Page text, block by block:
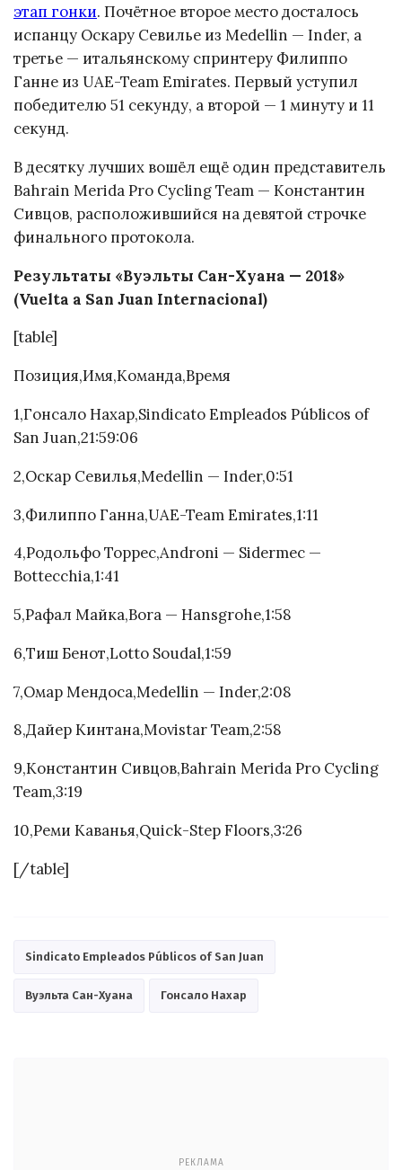
этап гонки. Почётное второе место досталось
испанцу Оскару Севилье из Medellin — Inder, а
третье — итальянскому спринтеру Филиппо
Ганне из UAE-Team Emirates. Первый уступил
победителю 51 секунду, а второй — 1 минуту и 11
секунд.
В десятку лучших вошёл ещё один представитель
Bahrain Merida Pro Cycling Team — Константин
Сивцов, расположившийся на девятой строчке
финального протокола.
Результаты «Вуэльты Сан-Хуана — 2018»
(Vuelta a San Juan Internacional)
[table]
Позиция,Имя,Команда,Время
1,Гонсало Нахар,Sindicato Empleados Públicos of
San Juan,21:59:06
2,Оскар Севилья,Medellin — Inder,0:51
3,Филиппо Ганна,UAE-Team Emirates,1:11
4,Родольфо Торрес,Androni — Sidermec —
Bottecchia,1:41
5,Рафал Майка,Bora — Hansgrohe,1:58
6,Тиш Бенот,Lotto Soudal,1:59
7,Омар Мендоса,Medellin — Inder,2:08
8,Дайер Кинтана,Movistar Team,2:58
9,Константин Сивцов,Bahrain Merida Pro Cycling
Team,3:19
10,Реми Каванья,Quick-Step Floors,3:26
[/table]
Sindicato Empleados Públicos of San Juan
Вуэльта Сан-Хуана Гонсало Нахар
РЕКЛАМА